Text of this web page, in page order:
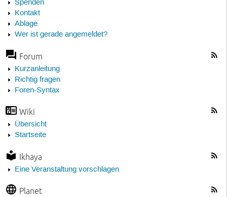
Spenden
Kontakt
Ablage
Wer ist gerade angemeldet?
Forum
Kurzanleitung
Richtig fragen
Foren-Syntax
Wiki
Übersicht
Startseite
Ikhaya
Eine Veranstaltung vorschlagen
Planet